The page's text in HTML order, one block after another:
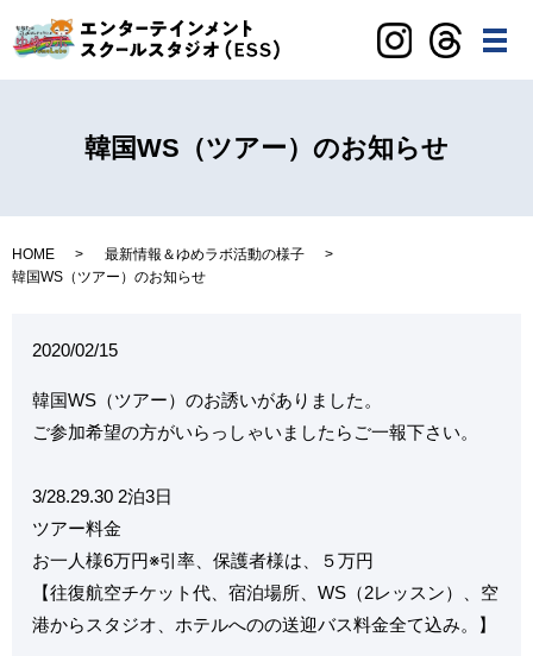
メ
韓国WS（ツアー）のお知らせ
HOME
最新情報＆ゆめラボ活動の様子
韓国WS（ツアー）のお知らせ
2020/02/15
韓国WS（ツアー）のお誘いがありました。
ご参加希望の方がいらっしゃいましたらご一報下さい。
3/28.29.30 2泊3日
ツアー料金
お一人様6万円※引率、保護者様は、５万円
【往復航空チケット代、宿泊場所、WS（2レッスン）、空
港からスタジオ、ホテルへのの送迎バス料金全て込み。】